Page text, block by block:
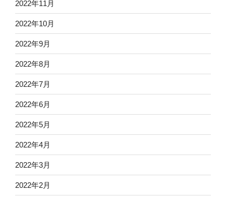
2022年11月
2022年10月
2022年9月
2022年8月
2022年7月
2022年6月
2022年5月
2022年4月
2022年3月
2022年2月